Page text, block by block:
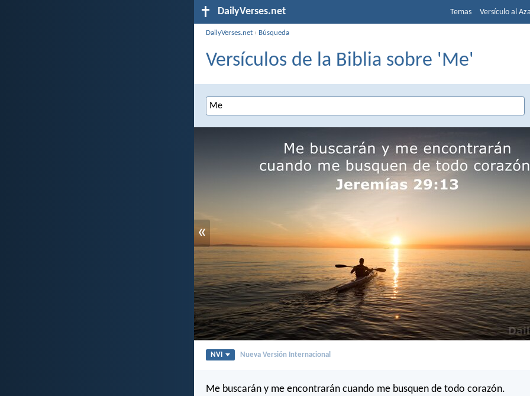
DailyVerses.net Temas Versículo al
DailyVerses.net › Búsqueda
Versículos de la Biblia sobre 'Me'
«
NVI Nueva Versión Internacional
Me buscarán y me encontrarán cuando me busquen de todo corazón.